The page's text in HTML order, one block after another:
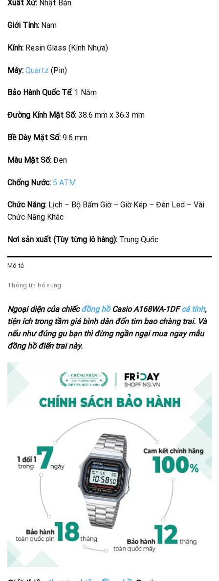
Xuất Xứ: Nhật Bản
Giới Tính: Nam
Kính: Resin Glass (Kính Nhựa)
Máy: Quartz (Pin)
Bảo Hành Quốc Tế: 1 Năm
Đường Kính Mặt Số: 38.6 mm x 36.3 mm
Bề Dày Mặt Số: 9.6 mm
Màu Mặt Số: Đen
Chống Nước: 5 ATM
Chức Năng: Lịch – Bộ Bấm Giờ – Giờ Kép – Đèn Led – Vài
Chức Năng Khác
Nơi sản xuất (Tùy từng lô hàng): Trung Quốc
Mô tả
Thông tin bổ sung
Ngoại diện của chiếcđồng hồCasio A168WA-1DFcá tính,
tiện ích trong tầm giá bình dân đốn tim bao chàng trai. Và
nếu như đúng gu bạn thì đừng ngần ngại mua ngay mẫu
đồng hồ điển trai này.